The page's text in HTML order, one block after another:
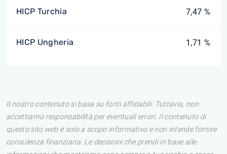
HICP Turchia 7,47 %
HICP Ungheria 1,71 %
Il nostro contenuto si basa su fonti affidabili. Tuttavia, non
accettiamo responsabilità per eventuali errori. Il contenuto di
questo sito web è solo a scopo informativo e non intende fornire
consulenza finanziaria. Le decisioni che prendi in base alle